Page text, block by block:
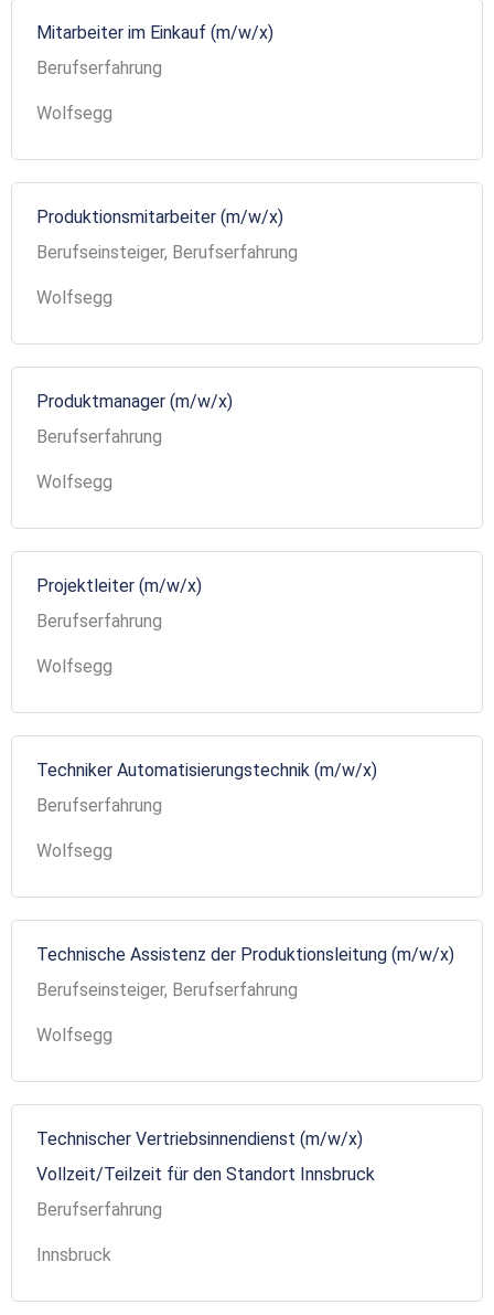
Mitarbeiter im Einkauf (m/w/x)
Berufserfahrung
Wolfsegg
Produktionsmitarbeiter (m/w/x)
Berufseinsteiger, Berufserfahrung
Wolfsegg
Produktmanager (m/w/x)
Berufserfahrung
Wolfsegg
Projektleiter (m/w/x)
Berufserfahrung
Wolfsegg
Techniker Automatisierungstechnik (m/w/x)
Berufserfahrung
Wolfsegg
Technische Assistenz der Produktionsleitung (m/w/x)
Berufseinsteiger, Berufserfahrung
Wolfsegg
Technischer Vertriebsinnendienst (m/w/x)
Vollzeit/Teilzeit für den Standort Innsbruck
Berufserfahrung
Innsbruck